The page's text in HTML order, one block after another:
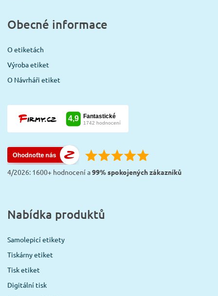
Obecné informace
O etiketách
Výroba etiket
O Návrháři etiket
4/2026: 1600+ hodnocení a99% spokojených zákazníků
Nabídka produktů
Samolepicí etikety
Tiskárny etiket
Tisk etiket
Digitální tisk